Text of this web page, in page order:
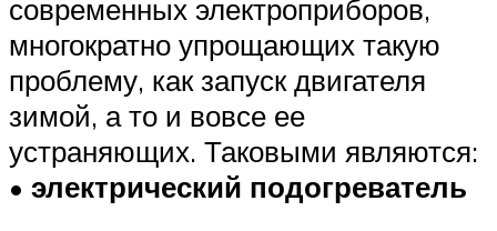
современных электроприборов,
многократно упрощающих такую
проблему, как запуск двигателя
зимой, а то и вовсе ее
устраняющих. Таковыми являются:
• электрический подогреватель